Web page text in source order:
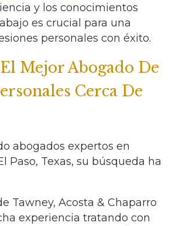
y los conocimientos
es crucial para una
personales con éxito.
Mejor Abogado De
Cerca De
abogados expertos en
Paso, Texas, su búsqueda ha
Tawney, Acosta & Chaparro
experiencia tratando con